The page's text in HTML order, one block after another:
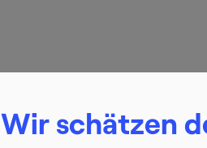
Wir schätzen